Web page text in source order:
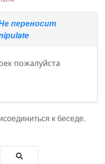
переносит
пожалуйста
к беседе.